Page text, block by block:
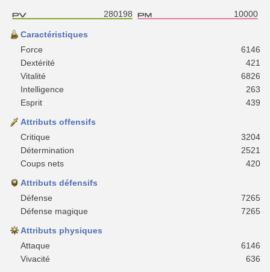
280198 10000
Caractéristiques
Force
6146
Dextérité
421
Vitalité
6826
Intelligence
263
Esprit
439
Attributs offensifs
Critique
3204
Détermination
2521
Coups nets
420
Attributs défensifs
Défense
7265
Défense magique
7265
Attributs physiques
Attaque
6146
Vivacité
636